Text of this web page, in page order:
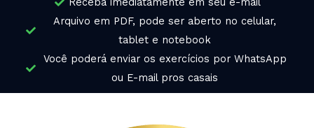
Arquivo em PDF, pode ser aberto no celular,
tablet e notebook
Você poderá enviar os exercícios por WhatsApp
ou E-mail pros casais